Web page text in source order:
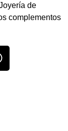
de
complementos